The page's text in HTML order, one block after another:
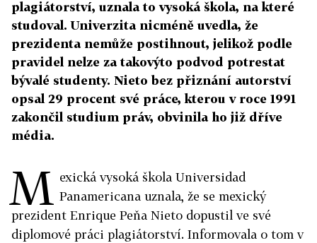
plagiátorství, uznala to vysoká škola, na které
studoval. Univerzita nicméně uvedla, že
prezidenta nemůže postihnout, jelikož podle
pravidel nelze za takovýto podvod potrestat
bývalé studenty. Nieto bez přiznání autorství
opsal 29 procent své práce, kterou v roce 1991
zakončil studium práv, obvinila ho již dříve
média.
M exická vysoká škola Universidad
Panamericana uznala, že se mexický
prezident Enrique Peňa Nieto dopustil ve své
diplomové práci plagiátorství. Informovala o tom v